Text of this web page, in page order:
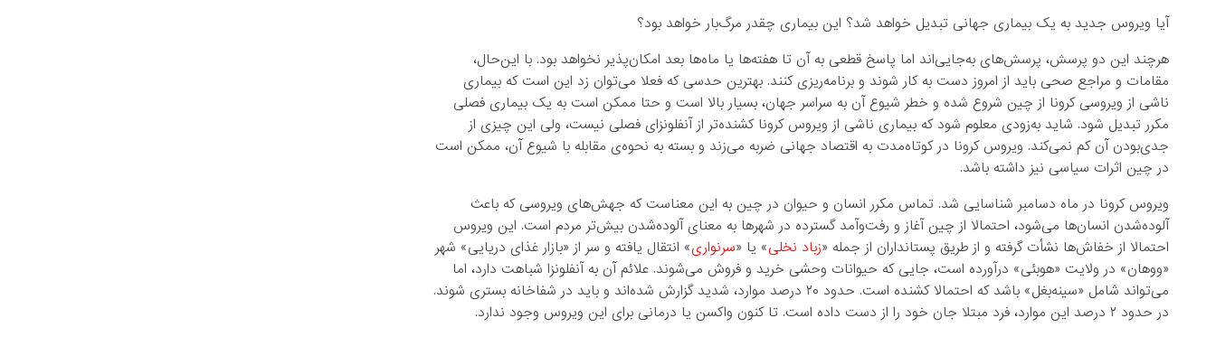
آیا ویروس جدید به یک بیماری جهانی تبدیل خواهد شد؟ این بیماری چقدر مرگ‌بار خواهد بود؟
هرچند این دو پرسش‌، پرسش‌های به‌جایی‌اند اما پاسخ قطعی به آن تا هفته‌ها یا ماه‌ها بعد امکان‌پذیر نخواهد بود. با این‌حال،
مقامات و مراجع صحی باید از امروز دست به کار شوند و برنامه‌ریزی کنند. بهترین حدسی که فعلا می‌توان زد این است که بیماری
ناشی از ویروسی کرونا از چین شروع شده و خطر شیوع آن به سراسر جهان، بسیار بالا است و حتا ممکن است به یک بیماری فصلی
مکرر تبدیل شود. شاید به‌زودی معلوم شود که بیماری ناشی از ویروس کرونا کشنده‌تر از آنفلونزای فصلی نیست، ولی این چیزی از
جدی‌بودن آن کم نمی‌کند. ویروس کرونا در کوتاه‌مدت به اقتصاد جهانی ضربه می‌زند و بسته به نحوه‌ی مقابله با شیوع آن، ممکن است
در چین اثرات سیاسی نیز داشته باشد.
ویروس کرونا در ماه دسامبر شناسایی شد. تماس مکرر انسان و حیوان در چین به این معناست که جهش‌های ویروسی که باعث
آلوده‌شدن انسان‌ها می‌شود، احتمالا از چین آغاز و رفت‌وآمد گسترده در شهرها به معنای آلوده‌شدن بیش‌تر مردم است. این ویروس
احتمالا از خفاش‌ها نشأت گرفته و از طریق پستانداران از جمله «زباد نخلی» یا «سرنواری» انتقال یافته و سر از «بازار غذای دریایی» شهر
«ووهان» در ولایت «هوبئی» درآورده است، جایی که حیوانات وحشی خرید و فروش می‌شوند. علائم آن به آنفلونزا شباهت دارد، اما
می‌تواند شامل «سینه‌بغل» باشد که احتمالا کشنده است. حدود ۲۰ درصد موارد، شدید گزارش شده‌اند و باید در شفاخانه بستری شوند.
در حدود ۲ درصد این موارد، فرد مبتلا جان خود را از دست داده است. تا کنون واکسن یا درمانی برای این ویروس وجود ندارد.